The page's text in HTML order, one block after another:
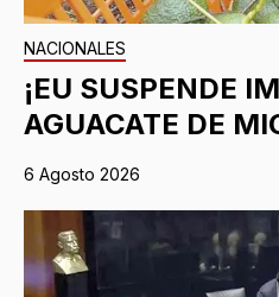
NACIONALES
¡EU SUSPENDE
AGUACATE DE
6 Agosto 2026